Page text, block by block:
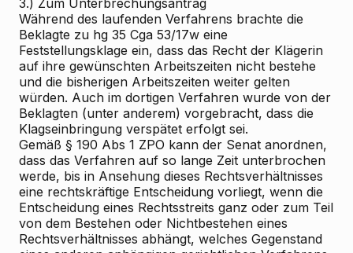
3.) Zum Unterbrechungsantrag
Während des laufenden Verfahrens brachte die
Beklagte zu hg 35 Cga 53/17w eine
Feststellungsklage ein, dass das Recht der Klägerin
auf ihre gewünschten Arbeitszeiten nicht bestehe
und die bisherigen Arbeitszeiten weiter gelten
würden. Auch im dortigen Verfahren wurde von der
Beklagten (unter anderem) vorgebracht, dass die
Klagseinbringung verspätet erfolgt sei.
Gemäß § 190 Abs 1 ZPO kann der Senat anordnen,
dass das Verfahren auf so lange Zeit unterbrochen
werde, bis in Ansehung dieses Rechtsverhältnisses
eine rechtskräftige Entscheidung vorliegt, wenn die
Entscheidung eines Rechtsstreits ganz oder zum Teil
von dem Bestehen oder Nichtbestehen eines
Rechtsverhältnisses abhängt, welches Gegenstand